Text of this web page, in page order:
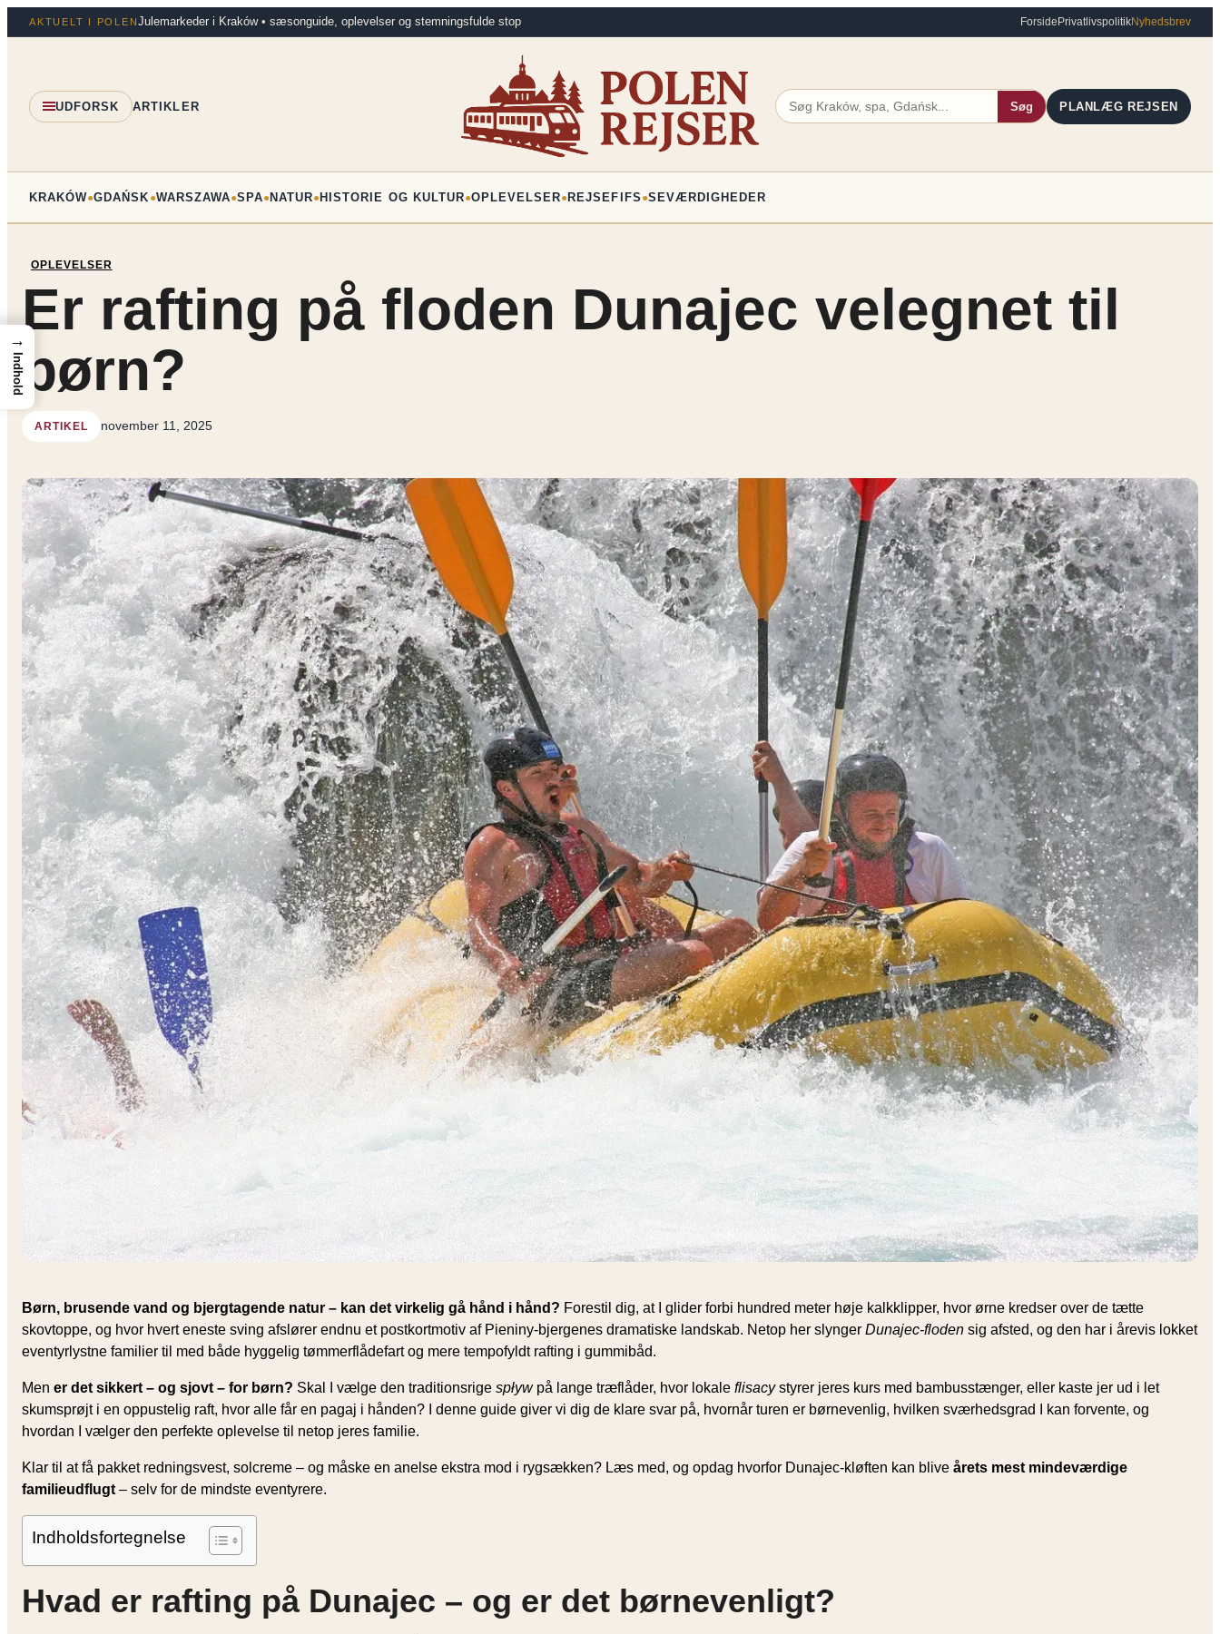
Spring
til
AKTUELT I POLENJulemarkeder i Kraków • sæsonguide, oplevelser og stemningsfulde stop ForsidePrivatlivspolitikNyhedsbrev
UDFORSK ARTIKLER Søg PLANLÆG REJSEN
KRAKÓW●GDAŃSK ●WARSZAWA●SPA●NATUR●HISTORIE OG KULTUR●OPLEVELSER●REJSEFIFS ●SEVÆRDIGHEDER
OPLEVELSER
Er rafting på floden Dunajec velegnet til
børn?
ARTIKEL november 11, 2025
Børn, brusende vand og bjergtagende natur – kan det virkelig gå hånd i hånd? Forestil dig, at I glider forbi hundred meter høje kalkklipper, hvor ørne kredser over de tætte
skovtoppe, og hvor hvert eneste sving afslører endnu et postkortmotiv af Pieniny-bjergenes dramatiske landskab. Netop her slynger Dunajec-floden sig afsted, og den har i årevis lokket
eventyrlystne familier til med både hyggelig tømmerflådefart og mere tempofyldt rafting i gummibåd.
Men er det sikkert – og sjovt – for børn? Skal I vælge den traditionsrige spływpå lange træflåder, hvor lokale flisacystyrer jeres kurs med bambusstænger, eller kaste jer ud i let
skumsprøjt i en oppustelig raft, hvor alle får en pagaj i hånden? I denne guide giver vi dig de klare svar på, hvornår turen er børnevenlig, hvilken sværhedsgrad I kan forvente, og
hvordan I vælger den perfekte oplevelse til netop jeres familie.
Klar til at få pakket redningsvest, solcreme – og måske en anelse ekstra mod i rygsækken? Læs med, og opdag hvorfor Dunajec-kløften kan blive årets mest mindeværdige
familieudflugt – selv for de mindste eventyrere.
Indholdsfortegnelse
Hvad er rafting på Dunajec – og er det børnevenligt?
→
Indhold